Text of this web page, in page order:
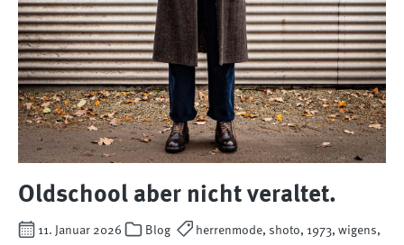
Oldschool aber nicht veraltet.
11. Januar 2026 Blog
herrenmode, shoto, 1973, wigens,